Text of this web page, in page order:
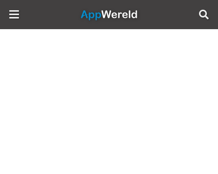
AppWereld